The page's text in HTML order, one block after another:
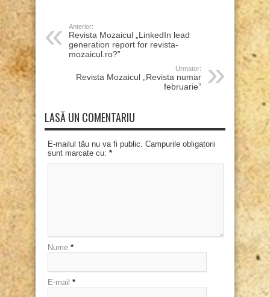
Anterior:
Revista Mozaicul „LinkedIn lead
generation report for revista-
mozaicul.ro?”
Urmator:
Revista Mozaicul „Revista numar
februarie”
LASĂ UN COMENTARIU
E-mailul tău nu va fi public. Campurile obligatorii
sunt marcate cu: *
Nume *
E-mail *